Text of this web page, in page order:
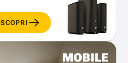
SCOPRI
MOBILE